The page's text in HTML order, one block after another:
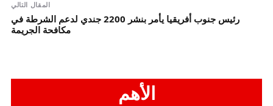
المقال التالي
رئيس جنوب أفريقيا يأمر بنشر 2200 جندي لدعم الشرطة في
مكافحة الجريمة
الأهم